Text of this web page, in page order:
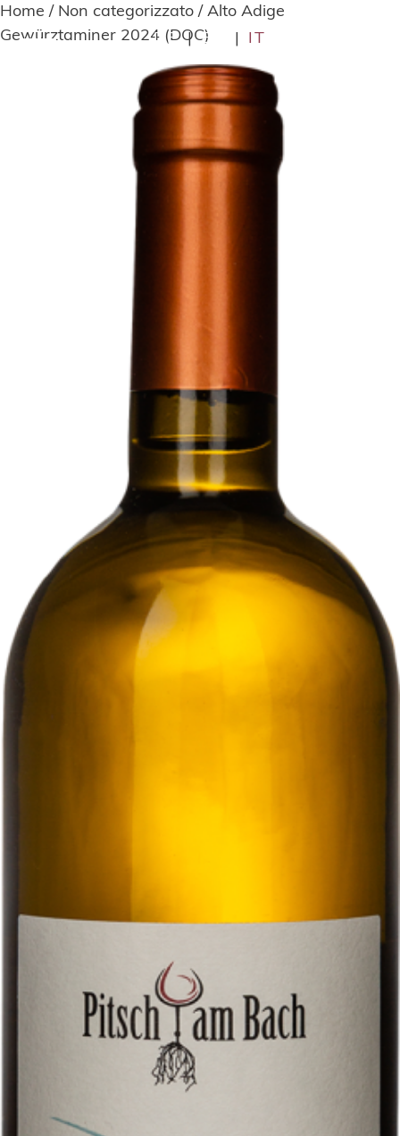
DE | EN IT
Home / Non categorizzato / Alto Adige
Gewürztaminer 2024 (DOC)